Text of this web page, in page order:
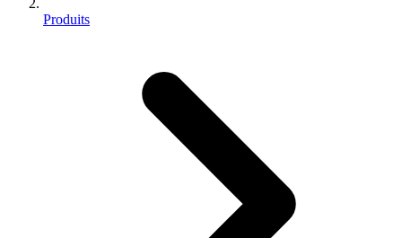
Produits